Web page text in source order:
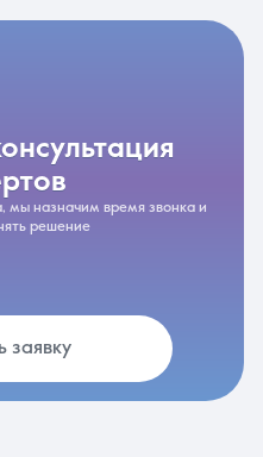
мы назначим время звонка и
решение
заявку